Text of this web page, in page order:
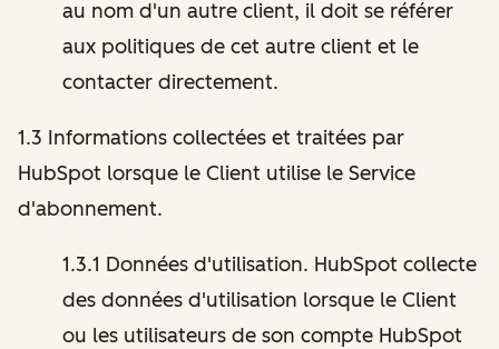
au nom d'un autre client, il doit se référer
aux politiques de cet autre client et le
contacter directement.
1.3 Informations collectées et traitées par
HubSpot lorsque le Client utilise le Service
d'abonnement.
1.3.1 Données d'utilisation. HubSpot collecte
des données d'utilisation lorsque le Client
ou les utilisateurs de son compte HubSpot